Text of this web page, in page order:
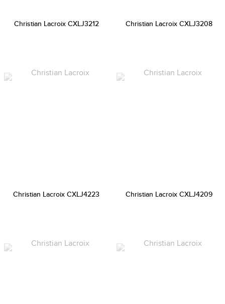
Christian Lacroix CXLJ3212 Christian Lacroix CXLJ3208
Christian Lacroix CXLJ4223 Christian Lacroix CXLJ4209